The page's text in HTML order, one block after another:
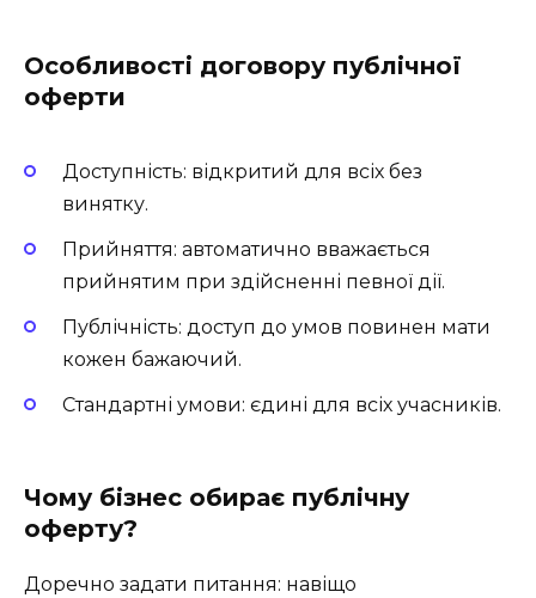
Особливості договору публічної
оферти
Доступність: відкритий для всіх без
винятку.
Прийняття: автоматично вважається
прийнятим при здійсненні певної дії.
Публічність: доступ до умов повинен мати
кожен бажаючий.
Стандартні умови: єдині для всіх учасників.
Чому бізнес обирає публічну
оферту?
Доречно задати питання: навіщо